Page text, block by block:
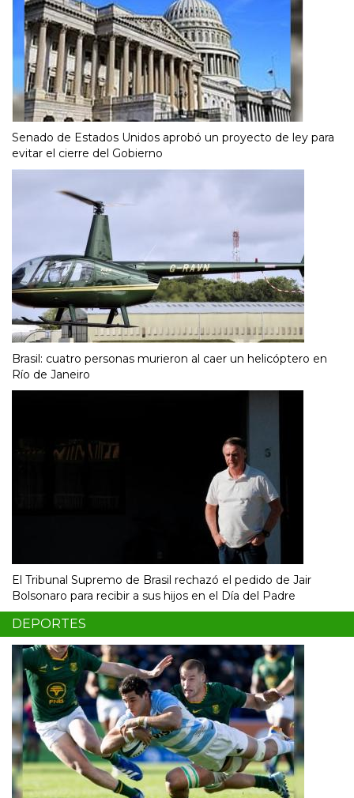
Senado de Estados Unidos aprobó un proyecto de ley para
evitar el cierre del Gobierno
Brasil: cuatro personas murieron al caer un helicóptero en
Río de Janeiro
El Tribunal Supremo de Brasil rechazó el pedido de Jair
Bolsonaro para recibir a sus hijos en el Día del Padre
DEPORTES